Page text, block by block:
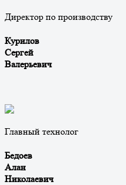
Директор по производству
Курилов
Сергей
Валерьевич
Главный технолог
Бедоев
Алан
Николаевич